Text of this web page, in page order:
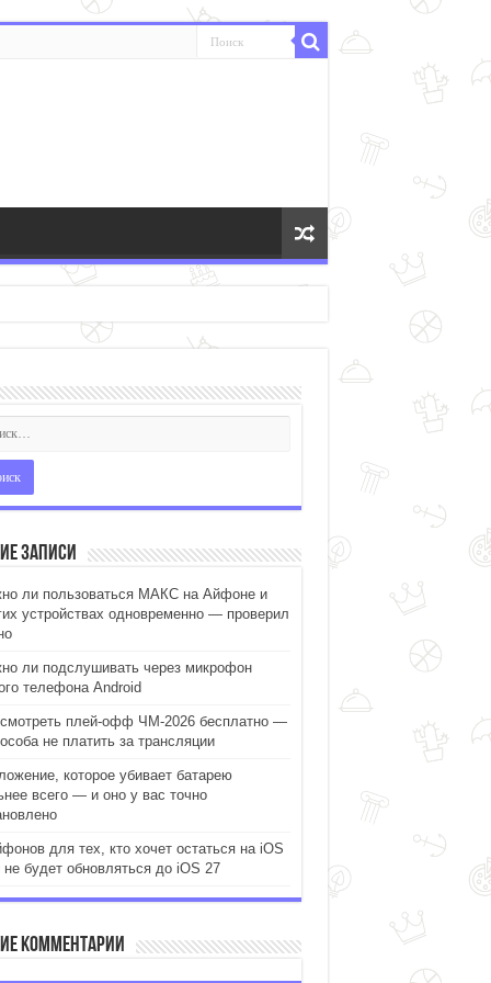
записи
ли пользоваться МАКС на Айфоне и
устройствах одновременно — проверил
ли подслушивать через микрофон
телефона Android
смотреть плей-офф ЧМ-2026 бесплатно —
не платить за трансляции
которое убивает батарею
всего — и оно у вас точно
для тех, кто хочет остаться на iOS
не будет обновляться до iOS 27
комментарии